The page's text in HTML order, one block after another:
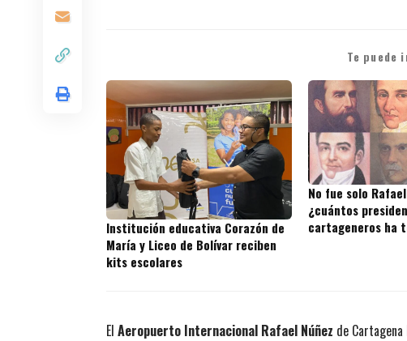
Te puede
Institución educativa Corazón de
María y Liceo de Bolívar reciben
kits escolares
No fue solo
¿cuántos
cartageneros ha
El Aeropuerto Internacional Rafael Núñez de